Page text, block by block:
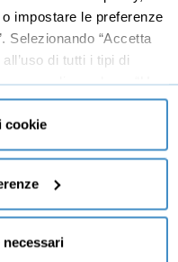
impostare le preferenze
Selezionando “Accetta
di tutti i tipi di
cliccando su “Usa
attivati i soli cookie
del sito.
cookie
senza
03:33
video e foto in
marketing